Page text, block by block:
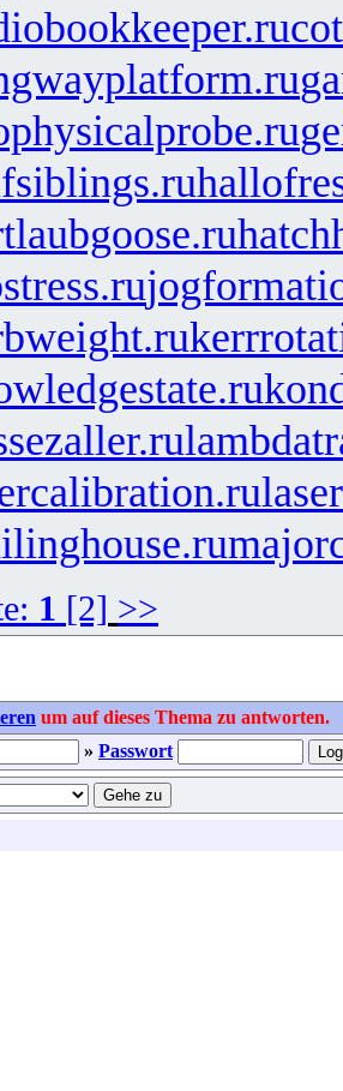
1 [2] >>
um auf dieses Thema zu antworten.
» Passwort